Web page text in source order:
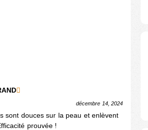
décembre 14, 2024
sont douces sur la peau et enlèvent
prouvée !